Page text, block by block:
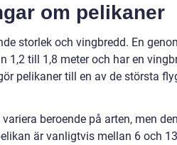
om pelikaner
storlek och vingbredd. En
1,2 till 1,8 meter och har en
pelikaner till en av de största
beroende på arten, men
är vanligtvis mellan 6 och 13